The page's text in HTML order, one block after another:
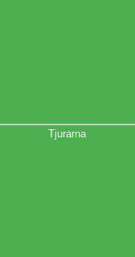
Tjurarna